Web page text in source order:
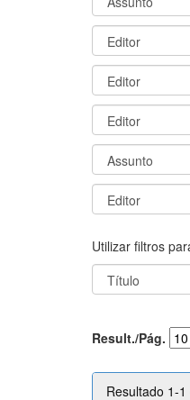
Utilizar filtros
Result./Pág.
Resultado 1-1